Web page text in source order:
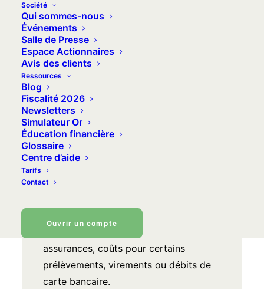
Société
Qui sommes-nous
Événements
Salle de Presse
Espace Actionnaires
Avis des clients
Ressources
Blog
Fiscalité 2026
Newsletters
Simulateur Or
Éducation financière
Glossaire
Centre d’aide
Tarifs
Contact
Ouvrir un compte
serait si simple et si vertueux d’être
transparent !
L’essentiel
Les frais de découverts non autorisés
et d’incidents de paiement sont
normalement limités par la loi de 2008.
En pratique, ce n’est pas toujours le
cas.
frais sur le fonctionnement normal d’un
compte : frais de tenue de compte,
assurances, coûts pour certains
prélèvements, virements ou débits de
carte bancaire.